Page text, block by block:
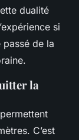
dualité
si
de la
la
C’est